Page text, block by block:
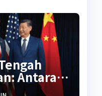
Antara
dan